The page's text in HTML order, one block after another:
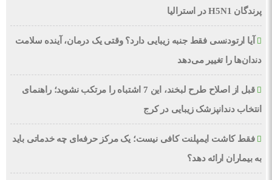
پرندگان H5N1 در استرالیا
آیا ارتودنسی فقط جنبه زیبایی دارد؟ وقتی یک درمان، آینده سلامت
دندان‌ها را تغییر می‌دهد
قبل از اصلاح طرح لبخند، این 7 اشتباه را مرتکب نشوید؛ راهنمای
انتخاب دندانپزشک زیبایی در کرج
فقط کاشت ایمپلنت کافی نیست؛ یک مرکز حرفه‌ای چه خدماتی باید
به بیماران ارائه دهد؟